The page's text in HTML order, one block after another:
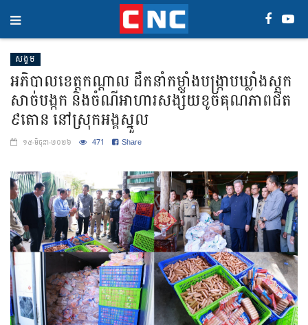
សង្គម
អភិបាលខេត្តកណ្តាល ដឹកនាំកម្លាំងបង្ក្រាបឃ្លាំងស្តុក
សាច់បង្កក និងចំណីអាហារសង្ស័យខូចគុណភាពជិត
៩តោន នៅស្រុកអង្គស្នួល
១៥-មិថុនា-២០២៦ 471 Share